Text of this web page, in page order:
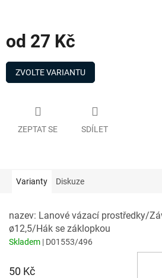
od 27 Kč
Měrná
cena:
ZVOLTE VARIANTU
ZEPTAT SE SDÍLET
Varianty Diskuze
nazev: Lanové vázací prostředky/
ø12,5/Hák se záklopkou
Skladem | D01553/496
50 Kč